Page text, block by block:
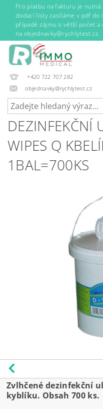
Pro platbu na fakturu je
dodací listy zasíláme v pdf do
případě zájmu o větší počet
na objednavky@rychlytest.cz.
+420 722 707 282
objednavky@rychlytest.cz
DEZINFEKČNÍ
WIPES Q
1BAL=700KS
Zvlhčené dezinfekční
kyblíku. Obsah 700 ks.